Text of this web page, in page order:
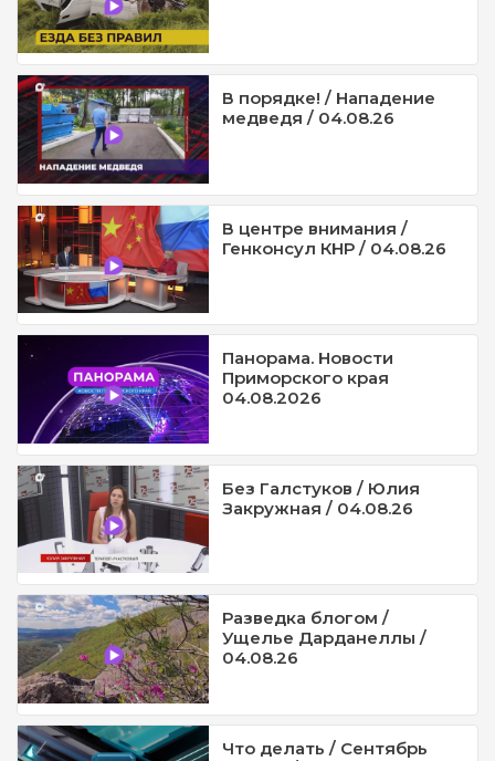
В порядке! / Нападение
медведя / 04.08.26
В центре внимания /
Генконсул КНР / 04.08.26
Панорама. Новости
Приморского края
04.08.2026
Без Галстуков / Юлия
Закружная / 04.08.26
Разведка блогом /
Ущелье Дарданеллы /
04.08.26
Что делать / Сентябрь